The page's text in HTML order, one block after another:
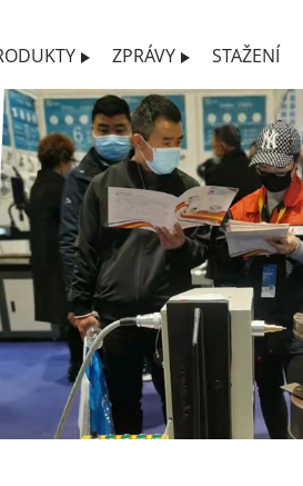
ZPRÁVY STAŽENÍ